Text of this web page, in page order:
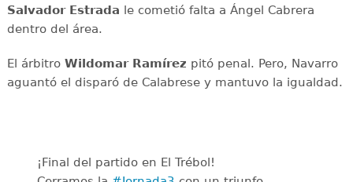
Salvador Estrada le cometió falta a Ángel Cabrera
dentro del área.
El árbitro Wildomar Ramírez pitó penal. Pero, Navarro
aguantó el disparó de Calabrese y mantuvo la igualdad.
¡Final del partido en El Trébol!